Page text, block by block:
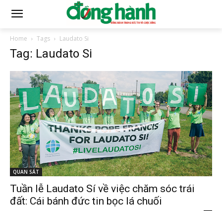
Home Tags Laudato Si
Tag: Laudato Si
QUAN SÁT
Tuần lễ Laudato Sí về việc chăm sóc trái
đất: Cái bánh đức tin bọc lá chuối